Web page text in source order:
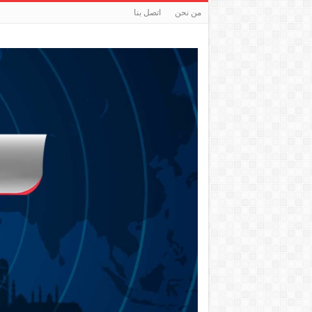
من نحن اتصل بنا